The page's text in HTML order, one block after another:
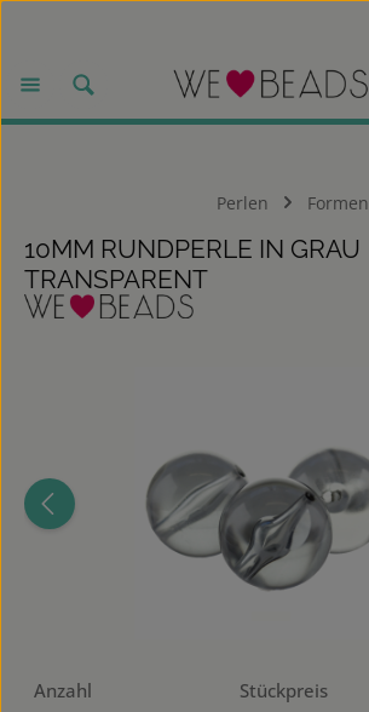
Perlen Formen
10MM RUNDPERLE IN GRAU
TRANSPARENT
Anzahl
Stückpreis